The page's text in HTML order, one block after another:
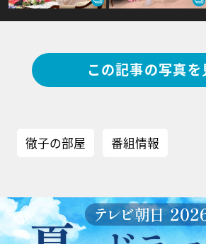
この記事の写真を
徹子の部屋 番組情報